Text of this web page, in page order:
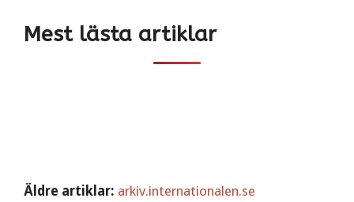
Mest lästa artiklar
Äldre artiklar: arkiv.internationalen.se